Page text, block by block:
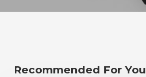
Recommended For You